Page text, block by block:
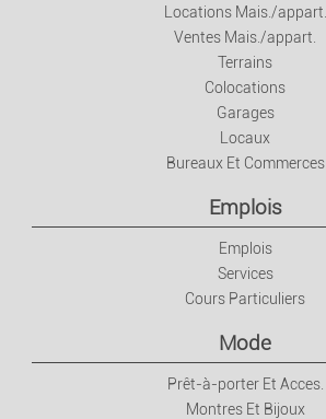
Locations Mais./appart.
Ventes Mais./appart.
Terrains
Colocations
Garages
Locaux
Bureaux Et Commerces
Emplois
Emplois
Services
Cours Particuliers
Mode
Prêt-à-porter Et Acces.
Montres Et Bijoux